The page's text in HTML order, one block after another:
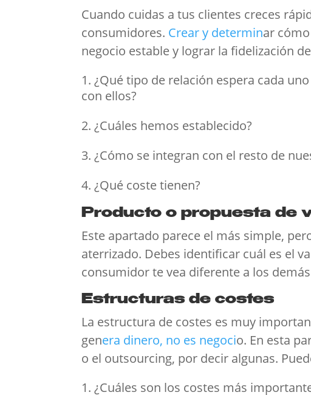
Cuando cuidas a tus clientes creces
consumidores. Crear y determinar
negocio estable y lograr la fidelización
¿Qué tipo de relación espera cada
con ellos?
¿Cuáles hemos establecido?
¿Cómo se integran con el resto de
¿Qué coste tienen?
Producto o propuesta de
Este apartado parece el más simple,
aterrizado. Debes identificar cuál es el
consumidor te vea diferente a los
Estructuras de costes
La estructura de costes es muy
genera dinero, no es negocio. En esta
o el outsourcing, por decir algunas.
¿Cuáles son los costes más